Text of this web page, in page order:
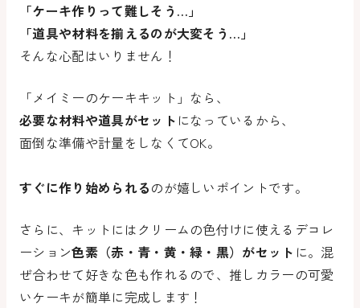
「ケーキ作りって難しそう…」
「道具や材料を揃えるのが大変そう…」
そんな心配はいりません！
「メイミーのケーキキット」なら、
必要な材料や道具がセット になっているから、
面倒な準備や計量をしなくてOK。
すぐに作り始められるのが嬉しいポイントです。
さらに、キットにはクリームの色付けに使えるデコレ
ーション色素（赤・青・黄・緑・黒）がセット に。混
ぜ合わせて好きな色も作れるので、推しカラーの可愛
いケーキが簡単に完成します！